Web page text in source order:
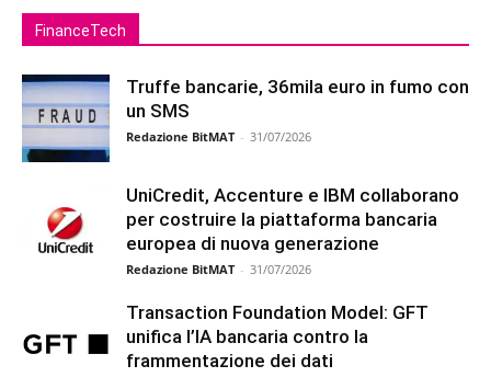
FinanceTech
Truffe bancarie, 36mila euro in fumo con
un SMS
Redazione BitMAT - 31/07/2026
UniCredit, Accenture e IBM collaborano
per costruire la piattaforma bancaria
europea di nuova generazione
Redazione BitMAT - 31/07/2026
Transaction Foundation Model: GFT
unifica l’IA bancaria contro la
frammentazione dei dati